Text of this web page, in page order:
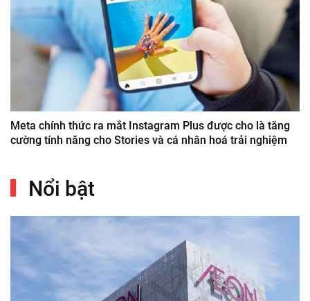
Meta chính thức ra mắt Instagram Plus được cho là tăng
cường tính năng cho Stories và cá nhân hoá trải nghiệm
Nổi bật